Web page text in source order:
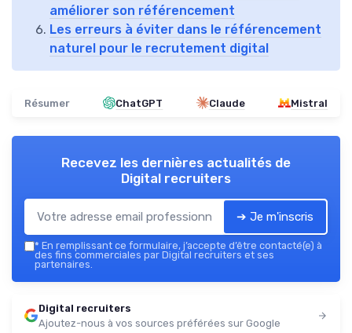
améliorer son référencement
Les erreurs à éviter dans le référencement
naturel pour le recrutement digital
Résumer ChatGPT Claude Mistral
Recevez les dernières actualités de
Digital recruiters
➔ Je m'inscris
* En remplissant ce formulaire, j’accepte d’être contacté(e) à
des fins commerciales par Digital recruiters et ses
partenaires.
Digital recruiters
Ajoutez-nous à vos sources préférées sur Google